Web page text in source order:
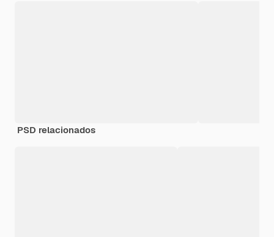
PSD relacionados